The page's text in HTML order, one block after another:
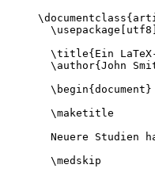
\documentclass{
\usepackage
utf8
\title{Ein
\author{John
\begin{ document }
\maketitle
Neuere Studien
\medskip